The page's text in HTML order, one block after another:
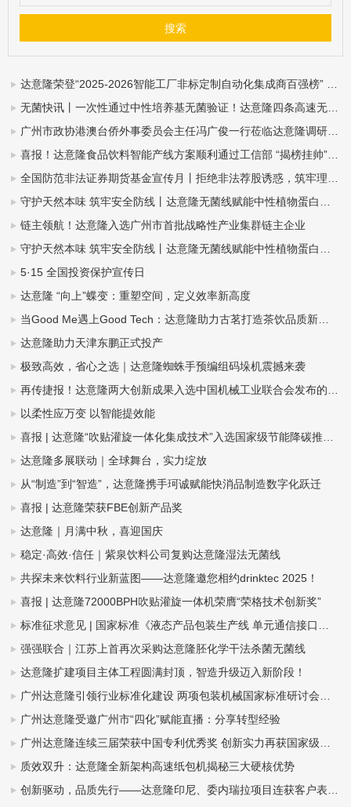
达意隆荣登“2025-2026智能工厂非标定制自动化集成商百强榜” ——智造实力再获业界权威认可
无菌快讯丨一次性通过中性培养基无菌验证！达意隆四条高速无菌整线落地中山东鹏
广州市政协港澳台侨外事委员会主任冯广俊一行莅临达意隆调研指导
喜报！达意隆食品饮料智能产线方案顺利通过工信部 “揭榜挂帅”项目验收
全国防范非法证券期货基金宣传月丨拒绝非法荐股诱惑，筑牢理性投资防线
守护天然本味 筑牢安全防线丨达意隆无菌线赋能中性植物蛋白饮料全域发展（杏仁露篇）
链主领航！达意隆入选广州市首批战略性产业集群链主企业
守护天然本味 筑牢安全防线丨达意隆无菌线赋能中性植物蛋白饮料全域发展（豆奶篇）
5·15 全国投资保护宣传日
达意隆 “向上”蝶变：重塑空间，定义效率新高度
当Good Me遇上Good Tech：达意隆助力古茗打造茶饮品质新标杆
达意隆助力天津东鹏正式投产
极致高效，省心之选｜达意隆蜘蛛手预编组码垛机震撼来袭
再传捷报！达意隆两大创新成果入选中国机械工业联合会发布的百项机械工业科技成果推广项目名单
以柔性应万变 以智能提效能
喜报 | 达意隆“吹贴灌旋一体化集成技术”入选国家级节能降碳推荐目录
达意隆多展联动｜全球舞台，实力绽放
从“制造”到“智造”，达意隆携手珂诚赋能快消品制造数字化跃迁
喜报 | 达意隆荣获FBE创新产品奖
达意隆｜月满中秋，喜迎国庆
稳定·高效·信任｜紫泉饮料公司复购达意隆湿法无菌线
共探未来饮料行业新蓝图——达意隆邀您相约drinktec 2025！
喜报 | 达意隆72000BPH吹贴灌旋一体机荣膺“荣格技术创新奖”
标准征求意见 | 国家标准《液态产品包装生产线 单元通信接口通用技术要求》&《全自动旋转式PET瓶吹瓶机》
强强联合｜江苏上首再次采购达意隆胚化学干法杀菌无菌线
达意隆扩建项目主体工程圆满封顶，智造升级迈入新阶段！
广州达意隆引领行业标准化建设 两项包装机械国家标准研讨会在穗成功召开
广州达意隆受邀广州市“四化”赋能直播：分享转型经验
广州达意隆连续三届荣获中国专利优秀奖 创新实力再获国家级认可
质效双升：达意隆全新架构高速纸包机揭秘三大硬核优势
创新驱动，品质先行——达意隆印尼、委内瑞拉项目连获客户表扬信